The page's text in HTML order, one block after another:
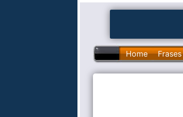
Home Frases